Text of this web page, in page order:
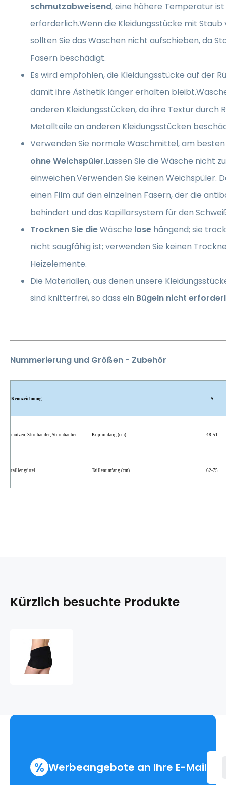
schmutzabweisend, eine höhere Temperatur
erforderlich.Wenn die Kleidungsstücke mit
sollten Sie das Waschen nicht aufschieben, da
Fasern beschädigt.
Es wird empfohlen, die Kleidungsstücke auf der
damit ihre Ästhetik länger erhalten
anderen Kleidungsstücken, da ihre Textur durch
Metallteile an anderen Kleidungsstücken
Verwenden Sie normale Waschmittel, am
ohne Weichspüler.Lassen Sie die Wäsche nicht
einweichen.Verwenden Sie keinen Weichspüler.
einen Film auf den einzelnen Fasern, der die
behindert und das Kapillarsystem für den
Trocknen Sie dieWäsche lose hängend; sie
nicht saugfähig ist; verwenden Sie keinen
Heizelemente.
Die Materialien, aus denen unsere
sind knitterfrei, so dass ein Bügeln nicht
Nummerierung und Größen - Zubehör
Kennzeichnung S
mützen, Stirnbänder, Sturmhauben Kopfumfang (cm) 48-51
taillengürtel Taillenumfang (cm) 62-75
Kürzlich besuchte Produkte
% Werbeangebote an Ihre E-Mail